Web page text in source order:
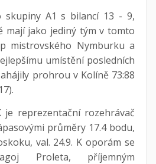
skupiny A1 s bilancí 13 - 9,
mají jako jediný tým v tomto
mistrovského Nymburku a
umístění posledních
prohrou v Kolíně 73:88
je reprezentační rozehrávač
průměry 17.4 bodu,
val. 24.9. K oporám se
Proleta, příjemným